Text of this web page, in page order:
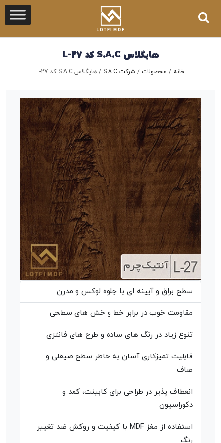
هایگلاس S.A.C کد L-27
خانه / محصولات / شرکت S.A.C / هایگلاس S.A.C کد L-27
سطح براق و آیینه ای با جلوه لوکس و مدرن
مقاومت خوب در برابر خط و خش های سطحی
تنوع زیاد در رنگ های ساده و طرح های فانتزی
قابلیت تمیزکاری آسان به خاطر سطح صیقلی و
صاف
انعطاف پذیر در طراحی برای کابینت، کمد و
دکوراسیون
استفاده از مغز MDF با کیفیت و روکش ضد تغییر
رنگ